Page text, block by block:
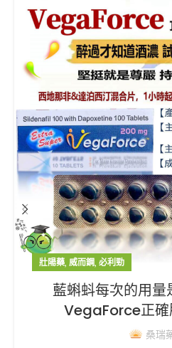
壯陽藥, 威而鋼, 必利勁
藍蝌蚪每次的用
VegaForce正確
桑瑞